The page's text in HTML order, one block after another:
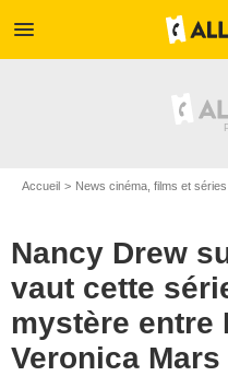
menu
Accueil News cinéma, films et
Nancy Drew
vaut cette
mystère entre
Veronica Mars